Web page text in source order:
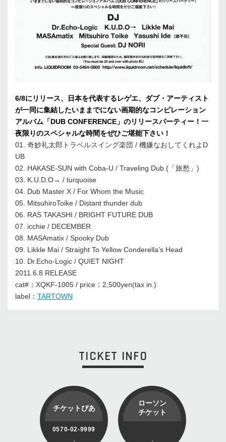
6/8にリリース、日本を代表するレゲエ、ダブ・アーティスト
が一同に集結したいままでにない画期的なコンピレーション
アルバム「DUB CONFERENCE」のリリースパーティー！一
夜限りのスペシャルな時間をぜひご堪能下さい！
01. 奇妙礼太郎トラベルスイング楽団 / 機嫌なおしてくれよD
UB
02. HAKASE-SUN with Coba-U / Traveling Dub (「旅愁」)
03. K.U.D.O→ / turquoise
04. Dub Master X / For Whom the Music
05. MitsuhiroToike / Distant thunder dub
06. RAS TAKASHI / BRIGHT FUTURE DUB
07. icchie / DECEMBER
08. MASAmatix / Spooky Dub
09. Likkle Mai / Straight To Yellow Conderella’s Head
10. Dr.Echo-Logic / QUIET NIGHT
2011.6.8 RELEASE
cat#：XQKF-1005 / price：2,500yen(tax in.)
label： TARTOWN
TICKET INFO
チケットぴあ
0570-02-9999
ローソン
チケット